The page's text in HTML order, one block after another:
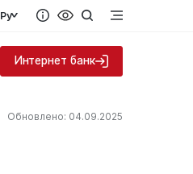
Ру
Интернет банк
Обновлено: 04.09.2025